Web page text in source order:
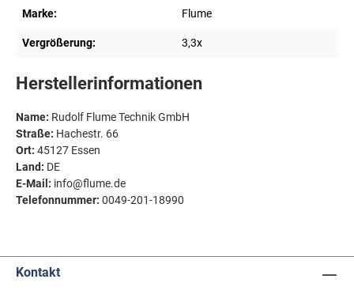
Marke: Flume
Vergrößerung: 3,3x
Herstellerinformationen
Name: Rudolf Flume Technik GmbH
Straße: Hachestr. 66
Ort: 45127 Essen
Land: DE
E-Mail: info@flume.de
Telefonnummer: 0049-201-18990
Kontakt